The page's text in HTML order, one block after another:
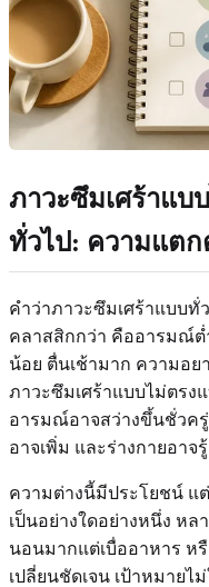
ภาวะซึมเศร้าแบ
ทั่วไป: ความแต
คำว่าภาวะซึมเศร้าแบบทั่
คลาสสิกกว่า คืออารมณ์ต่
น้อย ตื่นเช้ามาก ความอ
ภาวะซึมเศร้าแบบไม่ตรง
อารมณ์อาจสว่างขึ้นชั่วค
อาจเพิ่ม และร่างกายอาจ
ความต่างนี้มีประโยชน์ แ
เป็นอย่างใดอย่างหนึ่ง ห
นอนมากแต่เบื่ออาหาร ห
เปลี่ยนชัดเจน เป้าหมาย